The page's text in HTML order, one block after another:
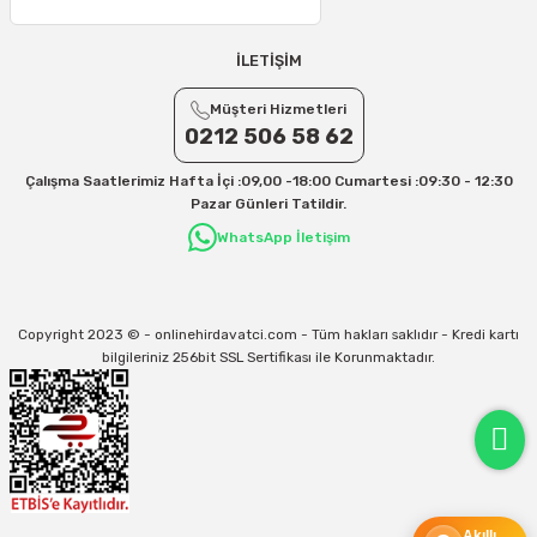
Yurtiçi Kargo için 30 Desi sonrası her +1 Desi: 13 TL
Aras Kargo için 30 Desi sonrası her +1 Desi: 17 TL
Kargo ve teslimat süreçleriyle ilgili tüm sorularınız için bizimle iletişime
31/12/2026 Tarihine Kadar Geçerlidir
İLETİŞİM
Müşteri Hizmetleri
0212 506 58 62
Çalışma Saatlerimiz Hafta İçi :09,00 -18:00 Cumartesi :09:30 - 12:30
Pazar Günleri Tatildir.
WhatsApp İletişim
Copyright 2023 © - onlinehirdavatci.com - Tüm hakları saklıdır - Kredi kartı
bilgileriniz 256bit SSL Sertifikası ile Korunmaktadır.